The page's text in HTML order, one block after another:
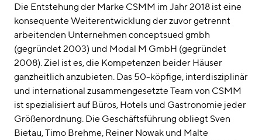
Die Entstehung der Marke CSMM im Jahr 2018 ist eine
konsequente Weiterentwicklung der zuvor getrennt
arbeitenden Unternehmen conceptsued gmbh
(gegründet 2003) und Modal M GmbH (gegründet
2008). Ziel ist es, die Kompetenzen beider Häuser
ganzheitlich anzubieten. Das 50-köpfige, interdisziplinär
und international zusammengesetzte Team von CSMM
ist spezialisiert auf Büros, Hotels und Gastronomie jeder
Größenordnung. Die Geschäftsführung obliegt Sven
Bietau, Timo Brehme, Reiner Nowak und Malte